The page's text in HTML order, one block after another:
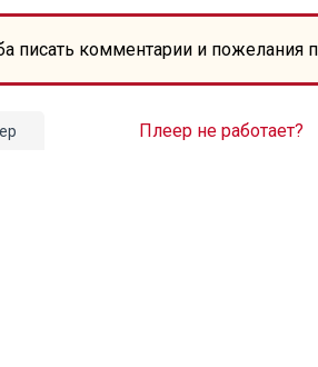
писать комментарии и пожелания
Плеер не работает?